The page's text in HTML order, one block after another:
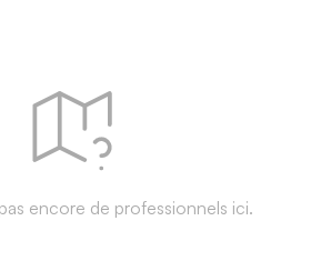
encore de professionnels ici.